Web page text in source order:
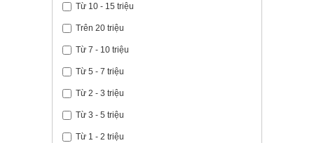
Từ 10 - 15 triệu
Trên 20 triệu
Từ 7 - 10 triệu
Từ 5 - 7 triệu
Từ 2 - 3 triệu
Từ 3 - 5 triệu
Từ 1 - 2 triệu